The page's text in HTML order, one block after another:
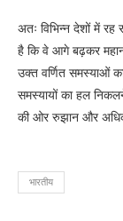
अतः विभिन्न देशों में
है कि वे आगे बढ़कर
उक्त वर्णित समस्याओं
समस्यायों का हल
की ओर रुझान और
भारतीय